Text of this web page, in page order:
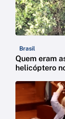
Brasil
Quem eram
helicóptero